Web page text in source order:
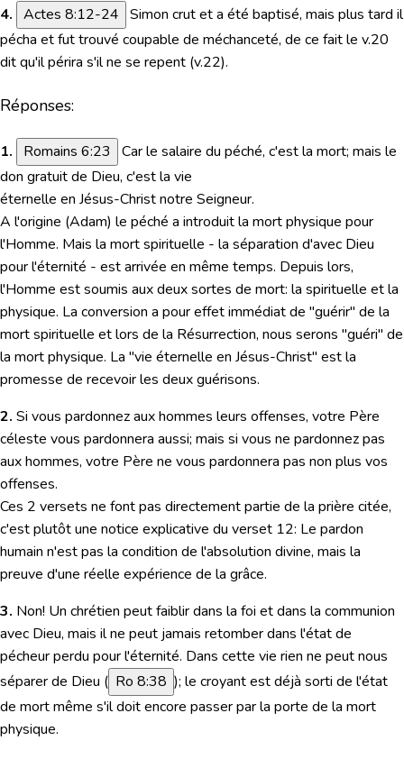
4. Actes 8:12-24 Simon crut et a été baptisé, mais plus tard il
pécha et fut trouvé coupable de méchanceté, de ce fait le v.20
dit qu'il périra s'il ne se repent (v.22).
Réponses:
1. Romains 6:23
Car le salaire du péché, c'est la mort; mais le
don gratuit de Dieu, c'est la vie
éternelle en Jésus-Christ notre Seigneur.
A l'origine (Adam) le péché a introduit la mort physique pour
l'Homme. Mais la mort spirituelle - la séparation d'avec Dieu
pour l'éternité - est arrivée en même temps. Depuis lors,
l'Homme est soumis aux deux sortes de mort: la spirituelle et la
physique. La conversion a pour effet immédiat de "guérir" de la
mort spirituelle et lors de la Résurrection, nous serons "guéri" de
la mort physique. La "vie éternelle en Jésus-Christ" est la
promesse de recevoir les deux guérisons.
2. Si vous pardonnez aux hommes leurs offenses, votre Père
céleste vous pardonnera aussi; mais si vous ne pardonnez pas
aux hommes, votre Père ne vous pardonnera pas non plus vos
offenses.
Ces 2 versets ne font pas directement partie de la prière citée,
c'est plutôt une notice explicative du verset 12: Le pardon
humain n'est pas la condition de l'absolution divine, mais la
preuve d'une réelle expérience de la grâce.
3. Non! Un chrétien peut faiblir dans la foi et dans la communion
avec Dieu, mais il ne peut jamais retomber dans l'état de
pécheur perdu pour l'éternité. Dans cette vie rien ne peut nous
séparer de Dieu ( Ro 8:38 ); le croyant est déjà sorti de l'état
de mort même s'il doit encore passer par la porte de la mort
physique.